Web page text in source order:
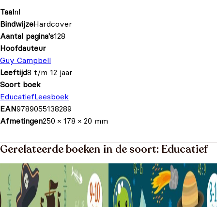
Taalnl
BindwijzeHardcover
Aantal pagina's128
Hoofdauteur
Guy Campbell
Leeftijd8 t/m 12 jaar
Soort boek
EducatiefLeesboek
EAN9789055138289
Afmetingen250 × 178 × 20 mm
Gerelateerde boeken in de soort: Educatief